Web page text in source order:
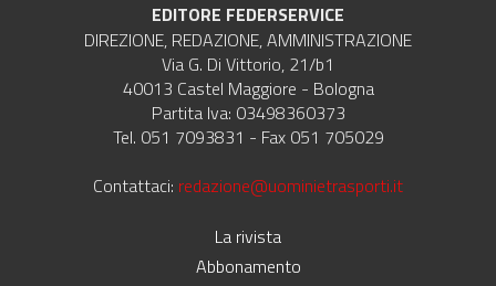
EDITORE FEDERSERVICE
DIREZIONE, REDAZIONE, AMMINISTRAZIONE
Via G. Di Vittorio, 21/b1
40013 Castel Maggiore - Bologna
Partita Iva: 03498360373
Tel. 051 7093831 - Fax 051 705029
Contattaci: redazione@uominietrasporti.it
La rivista
Abbonamento